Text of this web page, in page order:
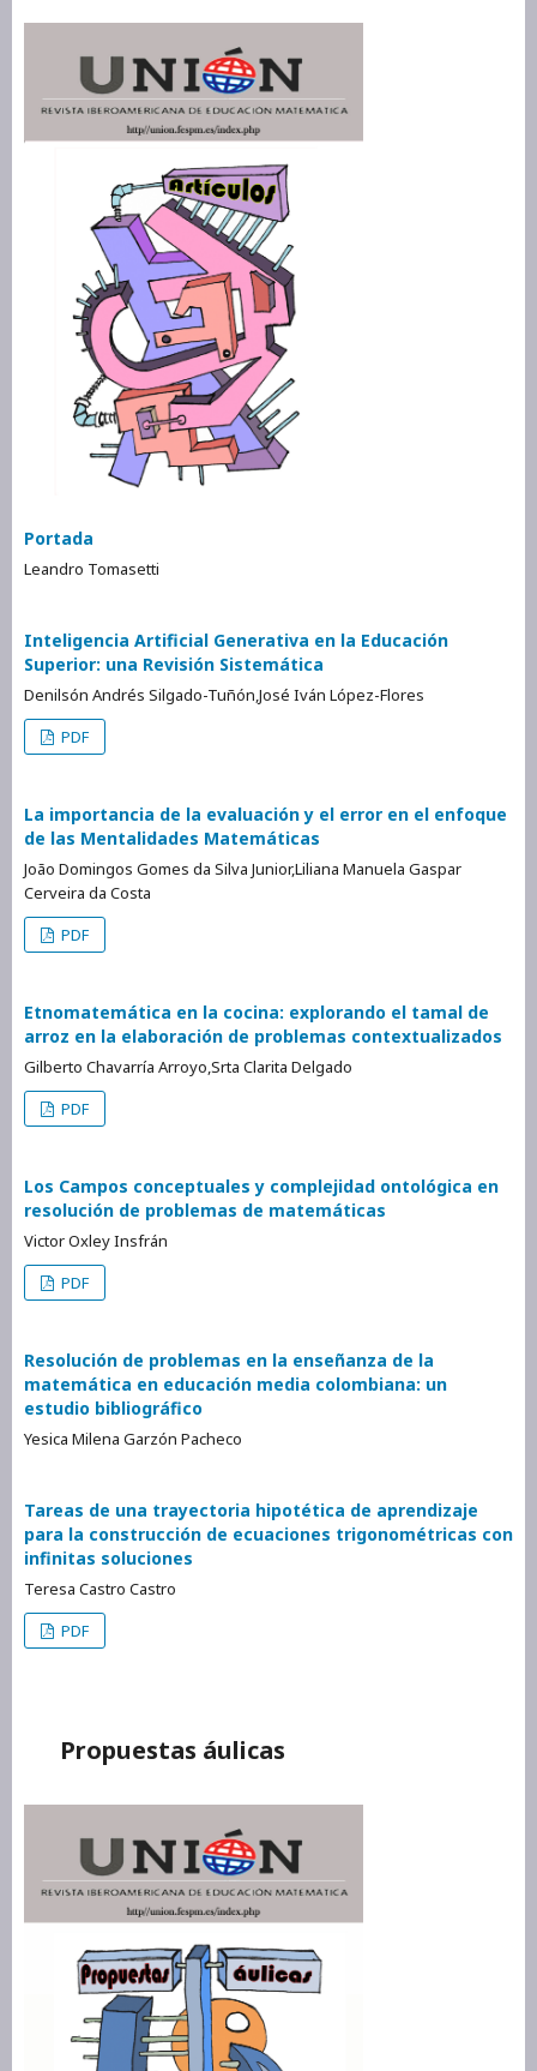
Portada
Leandro Tomasetti
Inteligencia Artificial Generativa en la Educación
Superior: una Revisión Sistemática
Denilsón Andrés Silgado-Tuñón,José Iván López-Flores
PDF
La importancia de la evaluación y el error en el enfoque
de las Mentalidades Matemáticas
João Domingos Gomes da Silva Junior,Liliana Manuela Gaspar
Cerveira da Costa
PDF
Etnomatemática en la cocina: explorando el tamal de
arroz en la elaboración de problemas contextualizados
Gilberto Chavarría Arroyo,Srta Clarita Delgado
PDF
Los Campos conceptuales y complejidad ontológica en
resolución de problemas de matemáticas
Victor Oxley Insfrán
PDF
Resolución de problemas en la enseñanza de la
matemática en educación media colombiana: un
estudio bibliográfico
Yesica Milena Garzón Pacheco
Tareas de una trayectoria hipotética de aprendizaje
para la construcción de ecuaciones trigonométricas con
infinitas soluciones
Teresa Castro Castro
PDF
Propuestas áulicas